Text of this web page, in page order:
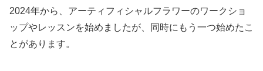
2024年から、アーティフィシャルフラワーのワークショ
ップやレッスンを始めましたが、同時にもう一つ始めたこ
とがあります。